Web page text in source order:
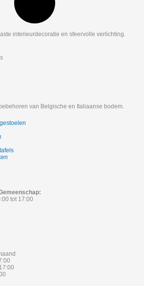
interieurdecoratie en sfeervolle verlichting.
van Belgische en Italiaanse bodem.
tot 17:00